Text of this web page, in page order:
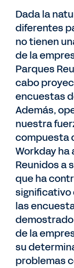
Dada la
diferentes
no tienen
de la
Parques
cabo
encuestas
Además,
nuestra
compuesta
Workday ha
Reunidos a
que ha
significativo
las
de la
su
problemas